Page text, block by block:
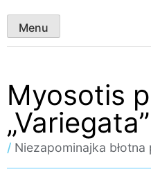
content
ogrody wodne
Menu
Myosotis
„Variegata”
/ Niezapominajka błotna